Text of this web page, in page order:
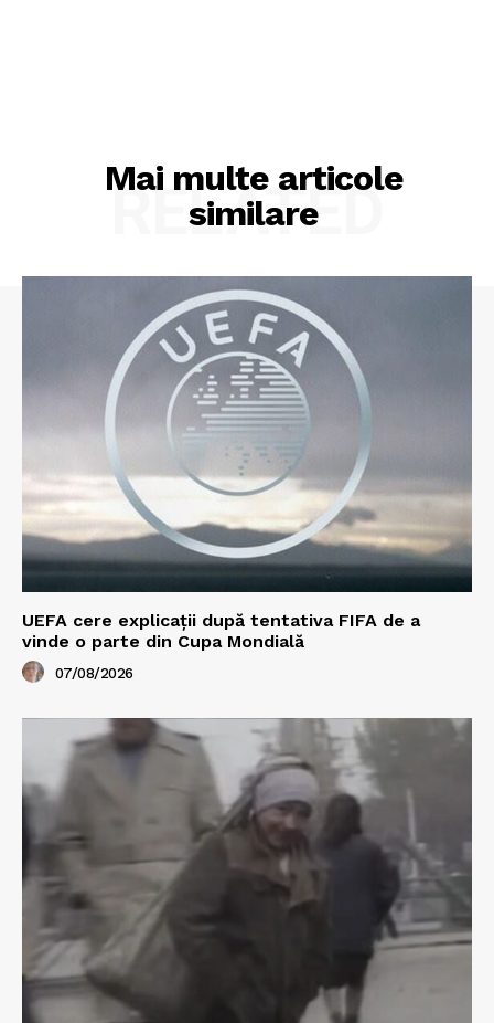
Mai multe articole
similare
RELATED
UEFA cere explicații după tentativa FIFA de a
vinde o parte din Cupa Mondială
07/08/2026